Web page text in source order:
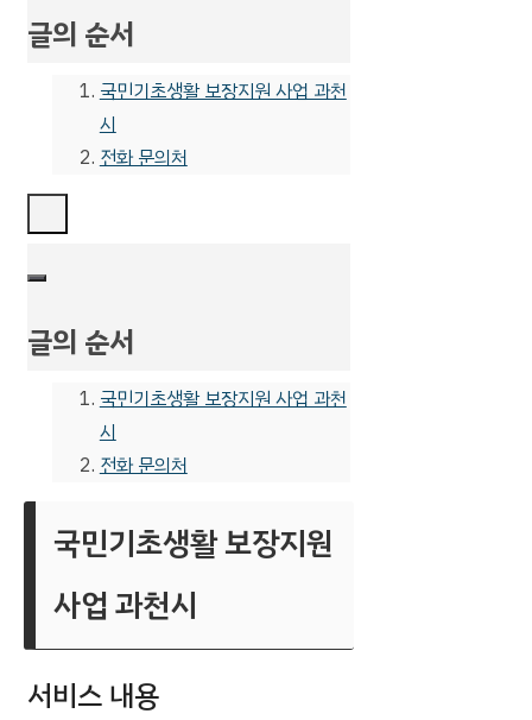
글의 순서
국민기초생활 보장지원 사업 과천
시
전화 문의처
글의 순서
국민기초생활 보장지원 사업 과천
시
전화 문의처
국민기초생활 보장지원
사업 과천시
서비스 내용